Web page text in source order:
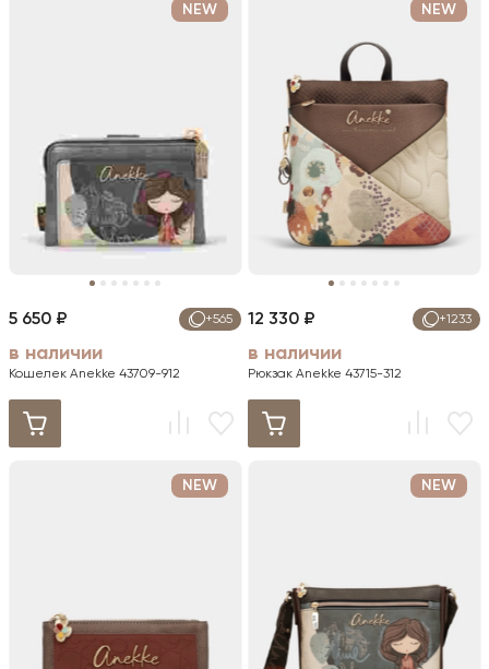
NEW
+565
5 650 ₽
в наличии
Кошелек Anekke 43709-912
NEW
+1233
12 330 ₽
в наличии
Рюкзак Anekke 43715-312
NEW NEW